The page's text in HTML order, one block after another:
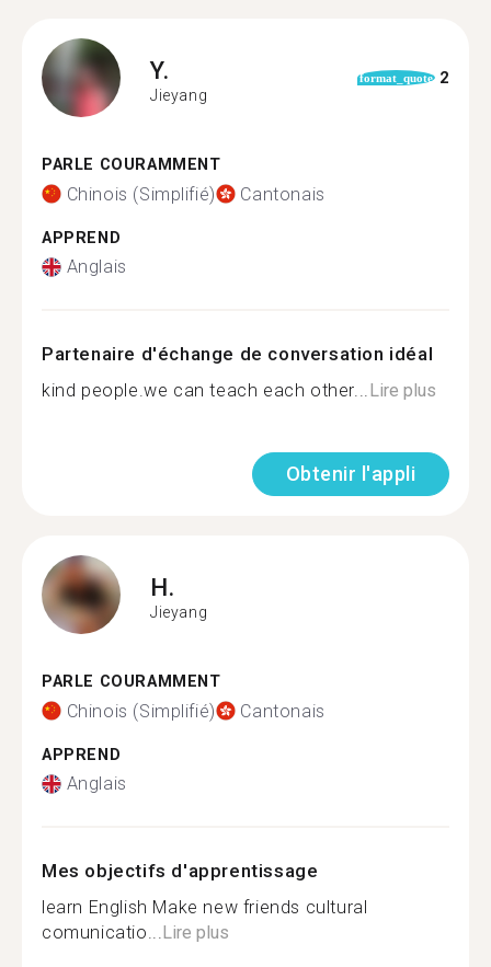
Y.
Jieyang
format_quote 2
PARLE COURAMMENT
Chinois (Simplifié) Cantonais
APPREND
Anglais
Partenaire d'échange de conversation idéal
kind people.we can teach each other...Lire plus
Obtenir l'appli
H.
Jieyang
PARLE COURAMMENT
Chinois (Simplifié) Cantonais
APPREND
Anglais
Mes objectifs d'apprentissage
learn English Make new friends cultural
comunicatio...Lire plus